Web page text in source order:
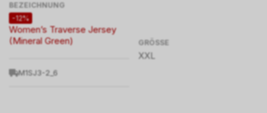
BEZEICHNUNG
-12%
Women’s Traverse Jersey
(Mineral Green)
M1SJ3-2_6
GRÖSSE
XXL